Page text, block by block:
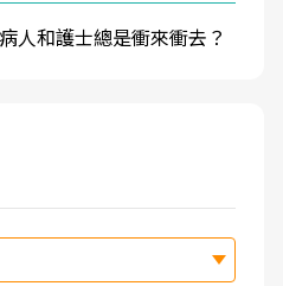
人和護士總是衝來衝去？